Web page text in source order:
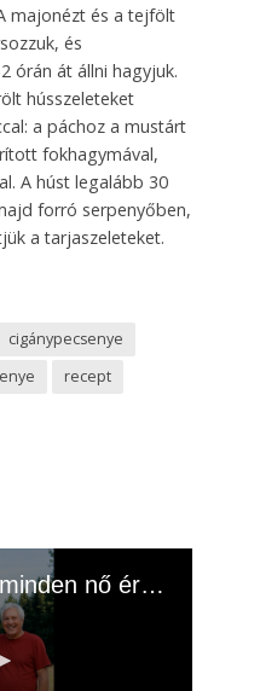
majonézt és a tejfölt
és
órán át állni hagyjuk.
hússzeleteket
a páchoz a mustárt
fokhagymával,
A húst legalább 30
forró serpenyőben,
a tarjaszeleteket.
cigánypecsenye
recept
A 60-as években minden nő értük rajongott